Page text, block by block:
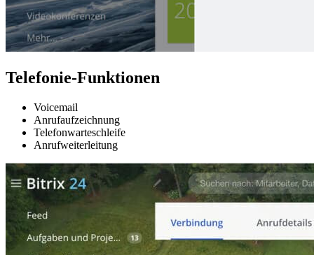
Telefonie-Funktionen
Voicemail
Anrufaufzeichnung
Telefonwarteschleife
Anrufweiterleitung